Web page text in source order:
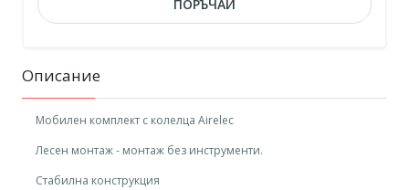
ПОРЪЧАЙ
Описание
Мобилен комплект с колелца Airelec
Лесен монтаж - монтаж без инструменти.
Стабилна конструкция